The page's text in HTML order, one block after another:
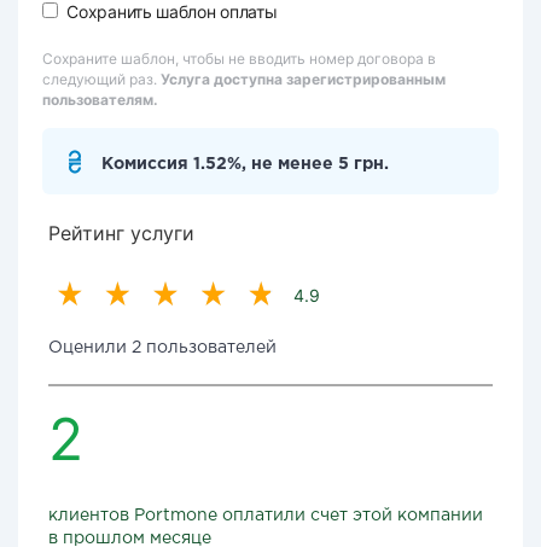
Сохранить шаблон оплаты
Сохраните шаблон, чтобы не вводить номер договора в
следующий раз. Услуга доступна зарегистрированным
пользователям.
Комиссия 1.52%, не менее 5 грн.
Рейтинг услуги
4.9
Оценили 2 пользователей
2
клиентов Portmone оплатили счет этой компании
в прошлом месяце